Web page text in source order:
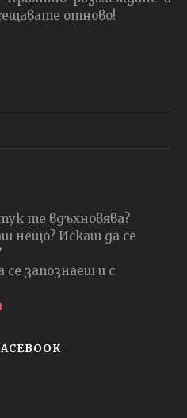
отново!
те вдъхновява?
нещо? Искаш да се
се запознаеш и с